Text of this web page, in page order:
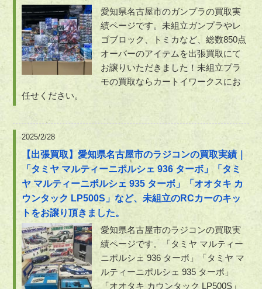
愛知県名古屋市のガンプラの買取実
績ページです。未組立ガンプラやレ
ゴブロック、トミカなど、総数850点
オーバーのアイテムを出張買取にて
お譲りいただきました！未組立プラ
モの買取ならカートイワークスにお
任せください。
2025/2/28
【出張買取】愛知県名古屋市のラジコンの買取実績｜
「タミヤ マルティーニポルシェ 936 ターボ」「タミ
ヤ マルティーニポルシェ 935 ターボ」「オオタキ カ
ウンタック LP500S」など、未組立のRCカーのキッ
トをお譲り頂きました。
愛知県名古屋市のラジコンの買取実
績ページです。「タミヤ マルティー
ニポルシェ 936 ターボ」「タミヤ マ
ルティーニポルシェ 935 ターボ」
「オオタキ カウンタック LP500S」